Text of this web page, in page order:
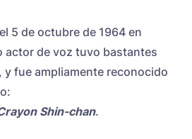
5 de octubre de 1964 en
actor de voz tuvo bastantes
y fue ampliamente reconocido
Shin-chan.